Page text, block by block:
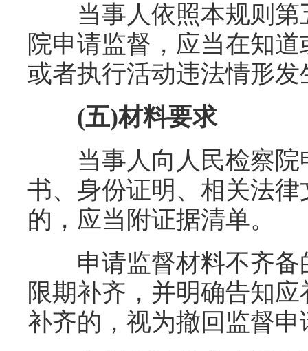
当事人依照本规则第
院申请监督，应当在知
或者执行活动违法情形
(五)材料要求
当事人向人民检察院
书、身份证明、相关法
的，应当附证据清单。
申请监督材料不齐备
限期补齐，并明确告知
补齐的，视为撤回监督申